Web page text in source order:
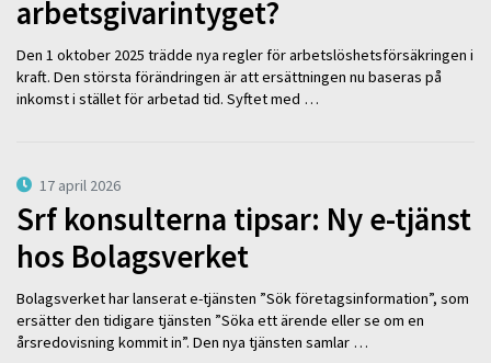
arbetsgivarintyget?
Den 1 oktober 2025 trädde nya regler för arbetslöshetsförsäkringen i
kraft. Den största förändringen är att ersättningen nu baseras på
inkomst i stället för arbetad tid. Syftet med …
17 april 2026
Srf konsulterna tipsar: Ny e-tjänst
hos Bolagsverket
Bolagsverket har lanserat e-tjänsten ”Sök företagsinformation”, som
ersätter den tidigare tjänsten ”Söka ett ärende eller se om en
årsredovisning kommit in”. Den nya tjänsten samlar …